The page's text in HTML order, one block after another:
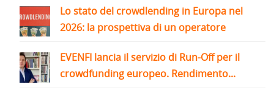
Lo stato del crowdlending in Europa nel
2026: la prospettiva di un operatore
EVENFI lancia il servizio di Run-Off per il
crowdfunding europeo. Rendimento...